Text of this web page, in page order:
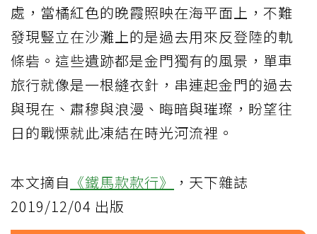
處，當橘紅色的晚霞照映在海平面上，不難
發現豎立在沙灘上的是過去用來反登陸的軌
條砦。這些遺跡都是金門獨有的風景，單車
旅行就像是一根縫衣針，串連起金門的過去
與現在、肅穆與浪漫、晦暗與璀璨，盼望往
日的戰慄就此凍結在時光河流裡。
本文摘自 《鐵馬款款行》
，天下雜誌
2019/12/04 出版